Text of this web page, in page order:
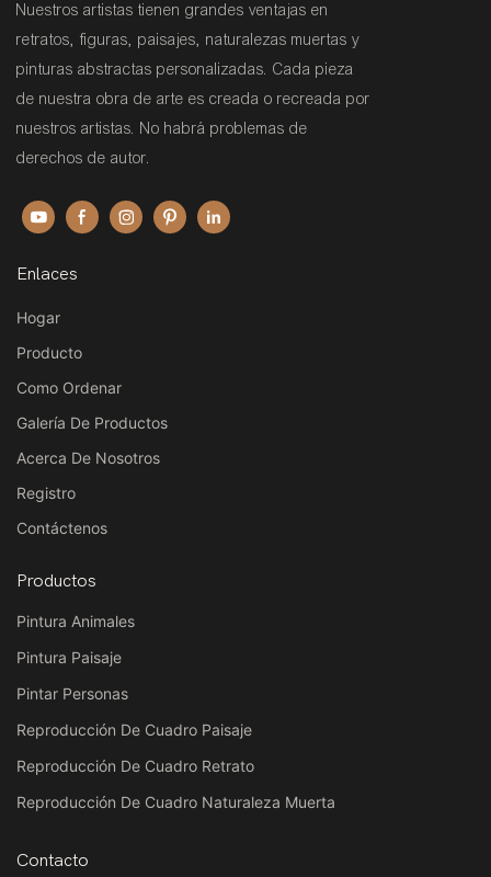
Nuestros artistas tienen grandes ventajas en
retratos, figuras, paisajes, naturalezas muertas y
pinturas abstractas personalizadas. Cada pieza
de nuestra obra de arte es creada o recreada por
nuestros artistas. No habrá problemas de
derechos de autor.
Enlaces
Hogar
Producto
Como Ordenar
Galería De Productos
Acerca De Nosotros
Registro
Contáctenos
Productos
Pintura Animales
Pintura Paisaje
Pintar Personas
Reproducción De Cuadro Paisaje
Reproducción De Cuadro Retrato
Reproducción De Cuadro Naturaleza Muerta
Contacto